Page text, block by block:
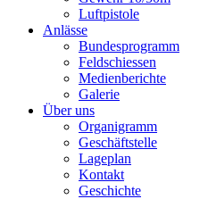
Luftpistole
Anlässe
Bundesprogramm
Feldschiessen
Medienberichte
Galerie
Über uns
Organigramm
Geschäftstelle
Lageplan
Kontakt
Geschichte